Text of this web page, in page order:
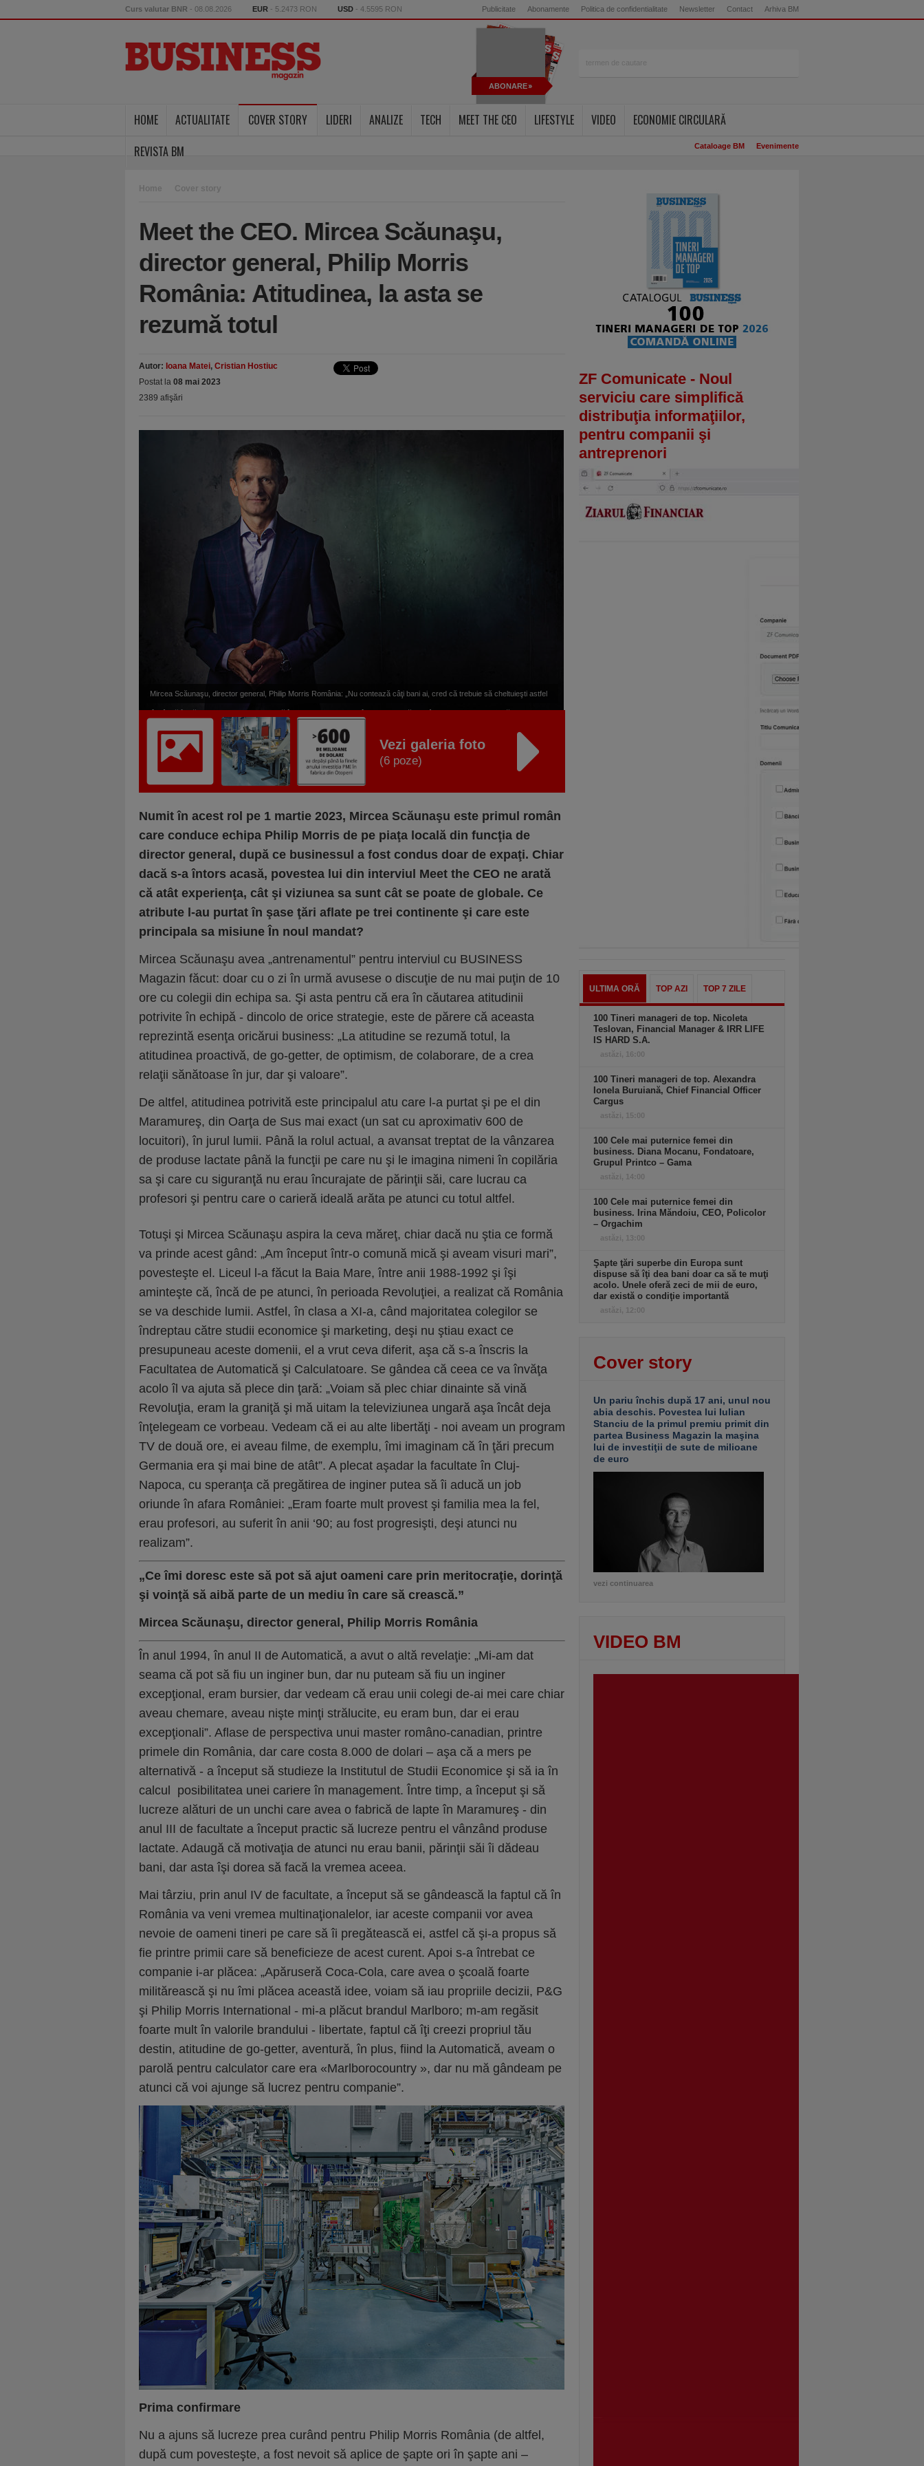
Curs valutar BNR - 08.08.2026 EUR - 5.2473 RON USD - 4.5595 RON Publicitate Abonamente Politica de confidentialitate Newsletter Contact Arhiva BM
ABONARE
HOME ACTUALITATE COVER STORY LIDERI ANALIZE TECH MEET THE CEO LIFESTYLE VIDEO
ECONOMIE CIRCULARĂ
REVISTA BM
Cataloage BM Evenimente
Home Cover story
Meet the CEO. Mircea Scăunaşu,
director general, Philip Morris
România: Atitudinea, la asta se
rezumă totul
Autor: Ioana Matei, Cristian Hostiuc
Postat la 08 mai 2023
2389 afişări
Mircea Scăunaşu, director general, Philip Morris România: „Nu contează câţi bani ai, cred că trebuie să cheltuieşti astfel
încât să îţi păstrezi nivelul, nu trebuie să îţi creşti mereu nivelul în concordanţă cu câţi bani faci, ci practic să cheltuieşti
cât ai nevoie.”
Vezi galeria foto
(6 poze)
Numit în acest rol pe 1 martie 2023, Mircea Scăunaşu este primul român
care conduce echipa Philip Morris de pe piaţa locală din funcţia de
director general, după ce businessul a fost condus doar de expaţi. Chiar
dacă s-a întors acasă, povestea lui din interviul Meet the CEO ne arată
că atât experienţa, cât şi viziunea sa sunt cât se poate de globale. Ce
atribute l-au purtat în şase ţări aflate pe trei continente şi care este
principala sa misiune În noul mandat?
Mircea Scăunaşu avea „antrenamentul” pentru interviul cu BUSINESS
Magazin făcut: doar cu o zi în urmă avusese o discuţie de nu mai puţin de 10
ore cu colegii din echipa sa. Şi asta pentru că era în căutarea atitudinii
potrivite în echipă - dincolo de orice strategie, este de părere că aceasta
reprezintă esenţa oricărui business: „La atitudine se rezumă totul, la
atitudinea proactivă, de go-getter, de optimism, de colaborare, de a crea
relaţii sănătoase în jur, dar şi valoare”.
De altfel, atitudinea potrivită este principalul atu care l-a purtat şi pe el din
Maramureş, din Oarţa de Sus mai exact (un sat cu aproximativ 600 de
locuitori), în jurul lumii. Până la rolul actual, a avansat treptat de la vânzarea
de produse lactate până la funcţii pe care nu şi le imagina nimeni în copilăria
sa şi care cu siguranţă nu erau încurajate de părinţii săi, care lucrau ca
profesori şi pentru care o carieră ideală arăta pe atunci cu totul altfel.
Totuşi şi Mircea Scăunaşu aspira la ceva măreţ, chiar dacă nu ştia ce formă
va prinde acest gând: „Am început într-o comună mică şi aveam visuri mari”,
povesteşte el. Liceul l-a făcut la Baia Mare, între anii 1988-1992 şi îşi
aminteşte că, încă de pe atunci, în perioada Revoluţiei, a realizat că România
se va deschide lumii. Astfel, în clasa a XI-a, când majoritatea colegilor se
îndreptau către studii economice şi marketing, deşi nu ştiau exact ce
presupuneau aceste domenii, el a vrut ceva diferit, aşa că s-a înscris la
Facultatea de Automatică şi Calculatoare. Se gândea că ceea ce va învăţa
acolo îl va ajuta să plece din ţară: „Voiam să plec chiar dinainte să vină
Revoluţia, eram la graniţă şi mă uitam la televiziunea ungară aşa încât deja
înţelegeam ce vorbeau. Vedeam că ei au alte libertăţi - noi aveam un program
TV de două ore, ei aveau filme, de exemplu, îmi imaginam că în ţări precum
Germania era şi mai bine de atât”. A plecat aşadar la facultate în Cluj-
Napoca, cu speranţa că pregătirea de inginer putea să îi aducă un job
oriunde în afara României: „Eram foarte mult provest şi familia mea la fel,
erau profesori, au suferit în anii ‘90; au fost progresişti, deşi atunci nu
realizam”.
„Ce îmi doresc este să pot să ajut oameni care prin meritocraţie, dorinţă
şi voinţă să aibă parte de un mediu în care să crească.”
Mircea Scăunaşu, director general, Philip Morris România
În anul 1994, în anul II de Automatică, a avut o altă revelaţie: „Mi-am dat
seama că pot să fiu un inginer bun, dar nu puteam să fiu un inginer
excepţional, eram bursier, dar vedeam că erau unii colegi de-ai mei care chiar
aveau chemare, aveau nişte minţi strălucite, eu eram bun, dar ei erau
excepţionali”. Aflase de perspectiva unui master româno-canadian, printre
primele din România, dar care costa 8.000 de dolari – aşa că a mers pe
alternativă - a început să studieze la Institutul de Studii Economice şi să ia în
calcul posibilitatea unei cariere în management. Între timp, a început şi să
lucreze alături de un unchi care avea o fabrică de lapte în Maramureş - din
anul III de facultate a început practic să lucreze pentru el vânzând produse
lactate. Adaugă că motivaţia de atunci nu erau banii, părinţii săi îi dădeau
bani, dar asta îşi dorea să facă la vremea aceea.
Mai târziu, prin anul IV de facultate, a început să se gândească la faptul că în
România va veni vremea multinaţionalelor, iar aceste companii vor avea
nevoie de oameni tineri pe care să îi pregătească ei, astfel că şi-a propus să
fie printre primii care să beneficieze de acest curent. Apoi s-a întrebat ce
companie i-ar plăcea: „Apăruseră Coca-Cola, care avea o şcoală foarte
militărească şi nu îmi plăcea această idee, voiam să iau propriile decizii, P&G
şi Philip Morris International - mi-a plăcut brandul Marlboro; m-am regăsit
foarte mult în valorile brandului - libertate, faptul că îţi creezi propriul tău
destin, atitudine de go-getter, aventură, în plus, fiind la Automatică, aveam o
parolă pentru calculator care era «Marlborocountry », dar nu mă gândeam pe
atunci că voi ajunge să lucrez pentru companie”.
Prima confirmare
Nu a ajuns să lucreze prea curând pentru Philip Morris România (de altfel,
după cum povesteşte, a fost nevoit să aplice de şapte ori în şapte ani –
ZF Comunicate - Noul
serviciu care simplifică
distribuţia informaţiilor,
pentru companii şi
antreprenori
ULTIMA ORĂ TOP AZI TOP 7 ZILE
100 Tineri manageri de top. Nicoleta
Teslovan, Financial Manager & IRR LIFE
IS HARD S.A.
astăzi, 16:00
100 Tineri manageri de top. Alexandra
Ionela Buruiană, Chief Financial Officer
Cargus
astăzi, 15:00
100 Cele mai puternice femei din
business. Diana Mocanu, Fondatoare,
Grupul Printco – Gama
astăzi, 14:00
100 Cele mai puternice femei din
business. Irina Măndoiu, CEO, Policolor
– Orgachim
astăzi, 13:00
Şapte ţări superbe din Europa sunt
dispuse să îţi dea bani doar ca să te muţi
acolo. Unele oferă zeci de mii de euro,
dar există o condiţie importantă
astăzi, 12:00
Cover story
Un pariu închis după 17 ani, unul nou
abia deschis. Povestea lui Iulian
Stanciu de la primul premiu primit din
partea Business Magazin la maşina
lui de investiţii de sute de milioane
de euro
vezi continuarea
VIDEO BM